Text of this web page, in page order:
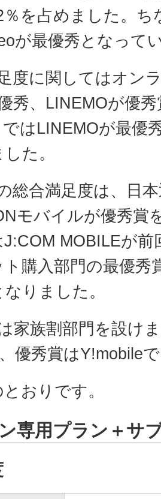
を占めました。
が最優秀となって
度に関してはオン
秀、LINEMOが優
はLINEMOが最優
た。
総合満足度は、日
モバイルが優秀賞
J:COM MOBILEが
購入部門の最優秀
りました。
家族割部門を設け
優秀賞はY!mobile
おりです。
専用プラン＋サ